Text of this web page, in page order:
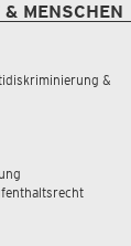
MENSCHEN
&